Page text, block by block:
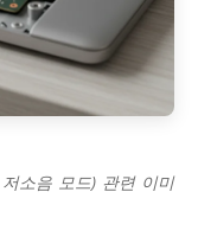
소음 모드) 관련 이미